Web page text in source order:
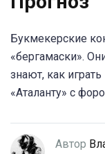
Букмекерские
«бергамаски».
знают, как
«Аталанту» с
Автор